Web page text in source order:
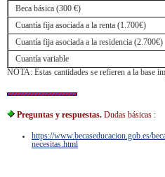
Beca básica (300 €)
Cuantía fija asociada a la renta (1.700€)
Cuantía fija asociada a la residencia (2.700€)
Cuantía variable
NOTA: Estas cantidades se refieren a la base
Preguntas y respuestas. Dudas básicas :
https://www.becaseducacion.gob.es/
necesitas.html